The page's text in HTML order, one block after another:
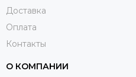
Доставка
Оплата
Контакты
О КОМПАНИИ